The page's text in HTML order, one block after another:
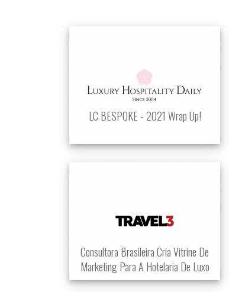
LC BESPOKE - 2021 Wrap Up!
Consultora Brasileira Cria Vitrine De
Marketing Para A Hotelaria De Luxo